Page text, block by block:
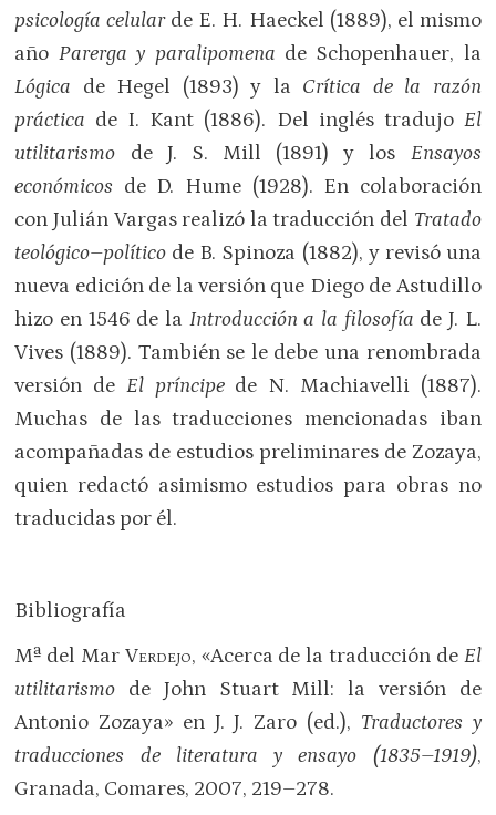
psicología celular de E. H. Haeckel (1889), el mismo
año Parerga y paralipomena de Schopenhauer, la
Lógica de Hegel (1893) y la Crítica de la razón
práctica de I. Kant (1886). Del inglés tradujo El
utilitarismo de J. S. Mill (1891) y los Ensayos
económicos de D. Hume (1928). En colaboración
con Julián Vargas realizó la traducción del Tratado
teológico–político de B. Spinoza (1882), y revisó una
nueva edición de la versión que Diego de Astudillo
hizo en 1546 de la Introducción a la filosofía de J. L.
Vives (1889). También se le debe una renombrada
versión de El príncipe de N. Machiavelli (1887).
Muchas de las traducciones mencionadas iban
acompañadas de estudios preliminares de Zozaya,
quien redactó asimismo estudios para obras no
traducidas por él.
Bibliografía
Mª del Mar Verdejo, «Acerca de la traducción de El
utilitarismo de John Stuart Mill: la versión de
Antonio Zozaya» en J. J. Zaro (ed.), Traductores y
traducciones de literatura y ensayo (1835–1919),
Granada, Comares, 2007, 219–278.